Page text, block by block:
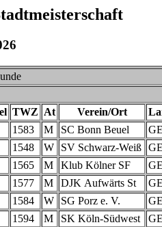
TWZ At Verein/Ort
1583 M SC Bonn Beuel
1548 W SV Schwarz-Weiß
1565 M Klub Kölner SF
1577 M DJK Aufwärts St
1584 W SG Porz e. V.
1594 M SK Köln-Südwest